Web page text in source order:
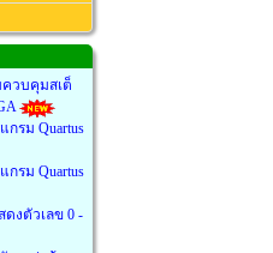
วบคุมสเต็
กรม Quartus
กรม Quartus
งตัวเลข 0 -